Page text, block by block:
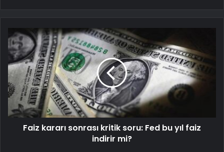
Faiz kararı sonrası kritik soru: Fed bu yıl faiz
indirir mi?